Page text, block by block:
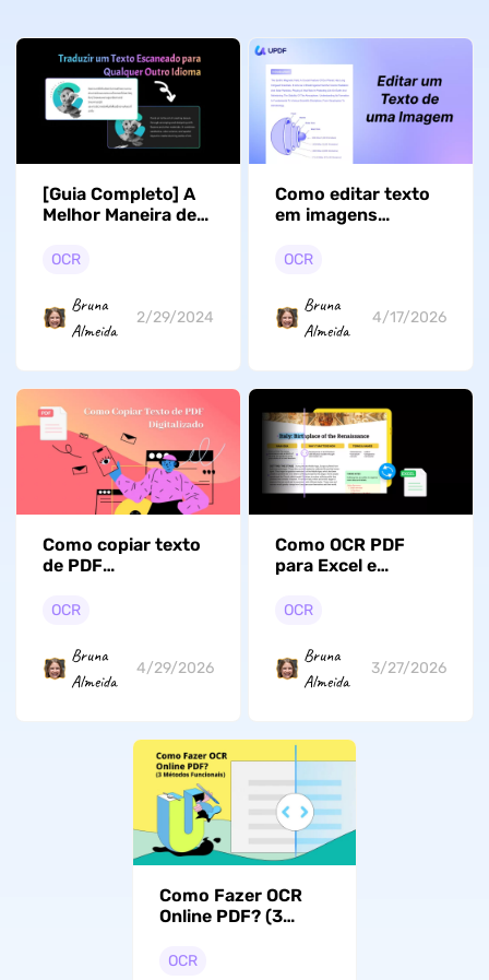
[Guia Completo] A
Melhor Maneira de
Escaneado para
Idioma
OCR
Bruna
Almeida
2/29/2024
Como editar texto
em imagens
maneiras rápidas
OCR
Bruna
Almeida
4/17/2026
Como copiar texto
de PDF
(Passo a passo)
OCR
Bruna
Almeida
4/29/2026
Como OCR PDF
para Excel e
(Passo a Passo)
OCR
Bruna
Almeida
3/27/2026
Como Fazer OCR
Online PDF? (3
Funcionais)
OCR